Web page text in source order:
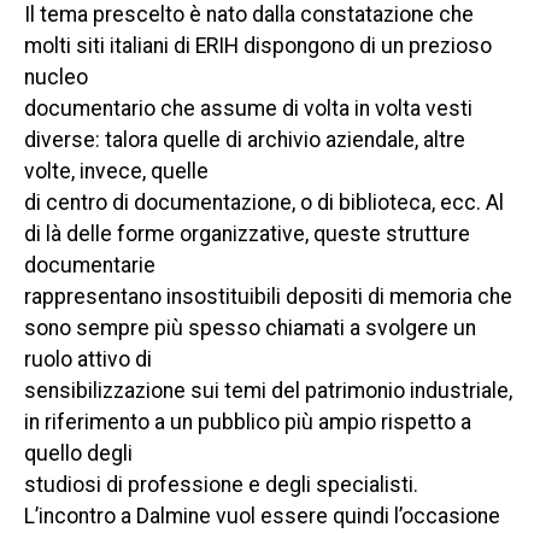
Il tema prescelto è nato dalla constatazione che
molti siti italiani di ERIH dispongono di un prezioso
nucleo
documentario che assume di volta in volta vesti
diverse: talora quelle di archivio aziendale, altre
volte, invece, quelle
di centro di documentazione, o di biblioteca, ecc. Al
di là delle forme organizzative, queste strutture
documentarie
rappresentano insostituibili depositi di memoria che
sono sempre più spesso chiamati a svolgere un
ruolo attivo di
sensibilizzazione sui temi del patrimonio industriale,
in riferimento a un pubblico più ampio rispetto a
quello degli
studiosi di professione e degli specialisti.
L’incontro a Dalmine vuol essere quindi l’occasione